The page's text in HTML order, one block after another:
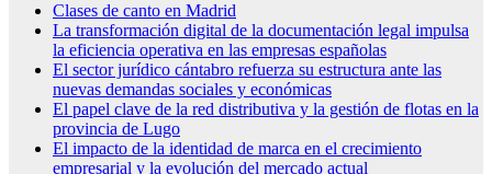
Clases de canto en Madrid
La transformación digital de la documentación legal impulsa
la eficiencia operativa en las empresas españolas
El sector jurídico cántabro refuerza su estructura ante las
nuevas demandas sociales y económicas
El papel clave de la red distributiva y la gestión de flotas en la
provincia de Lugo
El impacto de la identidad de marca en el crecimiento
empresarial y la evolución del mercado actual